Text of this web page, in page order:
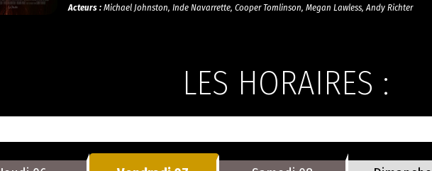
Acteurs :Michael Johnston, Inde Navarrette, Cooper Tomlinson, Megan Lawless, Andy Richter
LES HORAIRES :